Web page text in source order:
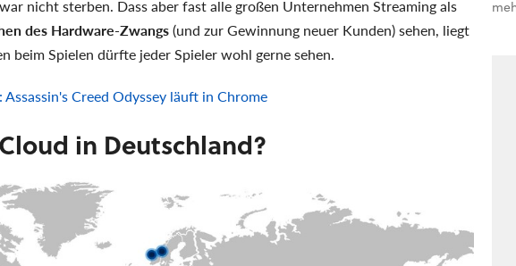
nicht sterben. Dass aber fast alle großen Unternehmen Streaming als
des Hardware-Zwangs(und zur Gewinnung neuer Kunden) sehen, liegt
beim Spielen dürfte jeder Spieler wohl gerne sehen.
Creed Odyssey läuft in Chrome
in Deutschland?